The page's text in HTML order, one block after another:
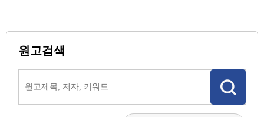
원고검색